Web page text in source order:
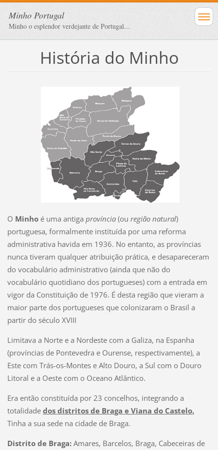
Minho Portugal
Minho o esplendor verdejante de Portugal...
História do Minho
O Minhoé uma antiga província(ou região natural)
portuguesa, formalmente instituída por uma reforma
administrativa havida em 1936. No entanto, as províncias
nunca tiveram qualquer atribuição prática, e desapareceram
do vocabulário administrativo (ainda que não do
vocabulário quotidiano dos portugueses) com a entrada em
vigor da Constituição de 1976. É desta região que vieram a
maior parte dos portugueses que colonizaram o Brasil a
partir do século XVIII
Limitava a Norte e a Nordeste com a Galiza, na Espanha
(províncias de Pontevedra e Ourense, respectivamente), a
Este com Trás-os-Montes e Alto Douro, a Sul com o Douro
Litoral e a Oeste com o Oceano Atlântico.
Era então constituída por 23 concelhos, integrando a
totalidade dos distritos de Braga e Viana do Castelo.
Tinha a sua sede na cidade de Braga.
Distrito de Braga:Amares, Barcelos, Braga, Cabeceiras de